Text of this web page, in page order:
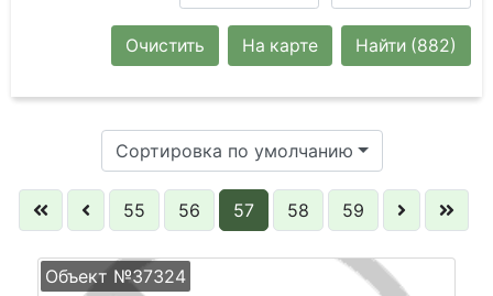
Найти (882)
На карте
Очистить
Сортировка по умолчанию
55 56 57 58 59
Объект №37324